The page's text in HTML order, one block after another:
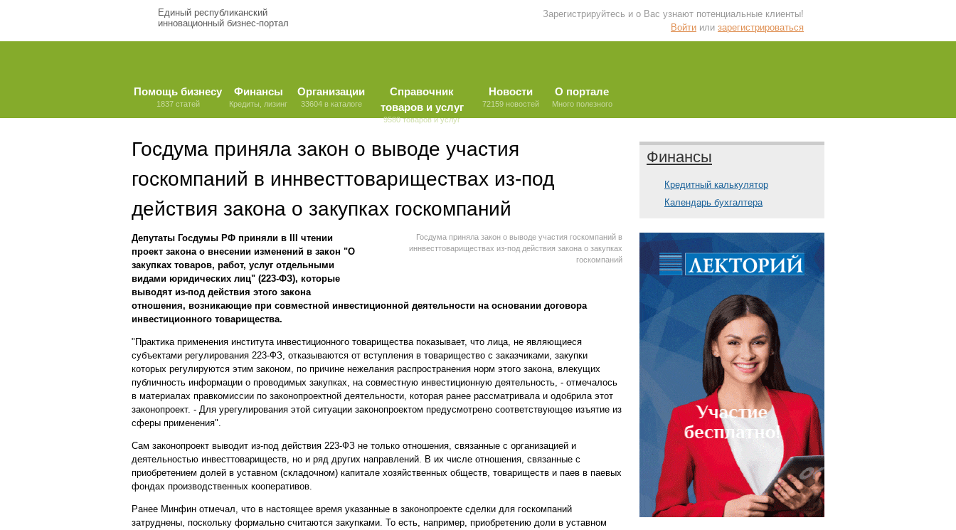
Единый республиканский
инновационный бизнес-портал
Зарегистрируйтесь и о Вас узнают потенциальные клиенты!
Войти или зарегистрироваться
Помощь бизнесу
1837 статей
Финансы
Кредиты, лизинг
Организации
33604 в каталоге
Справочник
товаров и услуг
9580 товаров и услуг
Новости
72159 новостей
О портале
Много полезного
Госдума приняла закон о выводе участия
госкомпаний в иннвесттовариществах из-под
действия закона о закупках госкомпаний
Госдума приняла закон о выводе участия госкомпаний в
иннвесттовариществах из-под действия закона о закупках
госкомпаний
Депутаты Госдумы РФ приняли в III чтении
проект закона о внесении изменений в закон "О
закупках товаров, работ, услуг отдельными
видами юридических лиц" (223-ФЗ), которые
выводят из-под действия этого закона
отношения, возникающие при совместной инвестиционной деятельности на основании договора
инвестиционного товарищества.
"Практика применения института инвестиционного товарищества показывает, что лица, не являющиеся
субъектами регулирования 223-ФЗ, отказываются от вступления в товарищество с заказчиками, закупки
которых регулируются этим законом, по причине нежелания распространения норм этого закона, влекущих
публичность информации о проводимых закупках, на совместную инвестиционную деятельность, - отмечалось
в материалах правкомиссии по законопроектной деятельности, которая ранее рассматривала и одобрила этот
законопроект. - Для урегулирования этой ситуации законопроектом предусмотрено соответствующее изъятие из
сферы применения".
Сам законопроект выводит из-под действия 223-ФЗ не только отношения, связанные с организацией и
деятельностью инвесттовариществ, но и ряд других направлений. В их числе отношения, связанные с
приобретением долей в уставном (складочном) капитале хозяйственных обществ, товариществ и паев в паевых
фондах производственных кооперативов.
Ранее Минфин отмечал, что в настоящее время указанные в законопроекте сделки для госкомпаний
затруднены, поскольку формально считаются закупками. То есть, например, приобретению доли в уставном
Финансы
Кредитный калькулятор
Календарь бухгалтера